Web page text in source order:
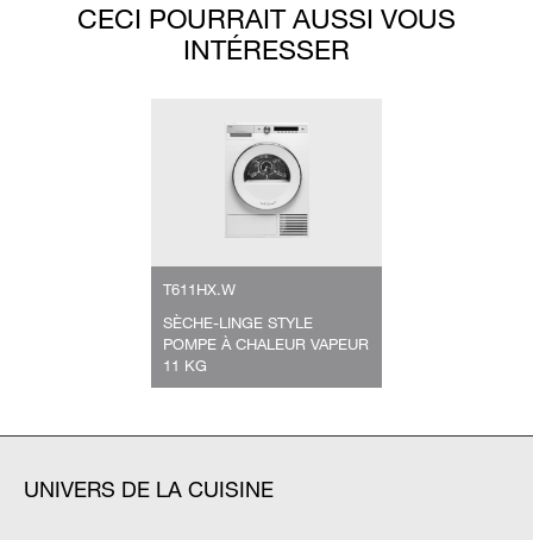
CECI POURRAIT AUSSI VOUS
INTÉRESSER
T611HX.W
SÈCHE-LINGE STYLE
POMPE À CHALEUR VAPEUR
11 KG
UNIVERS DE LA CUISINE